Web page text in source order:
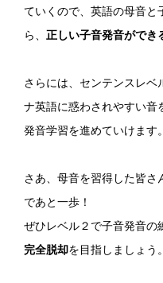
ていくので、英語の母音と
ら、正しい子音発音ができ
さらには、センテンスレベ
ナ英語に惑わされやすい音
発音学習を進めていけます。
さあ、母音を習得した皆さ
であと一歩！
ぜひレベル２で子音発音の
完全脱却を目指しましょう。